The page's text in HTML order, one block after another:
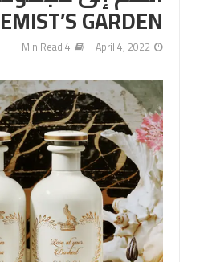
GARDEN
April 4, 2022
4 Min Read